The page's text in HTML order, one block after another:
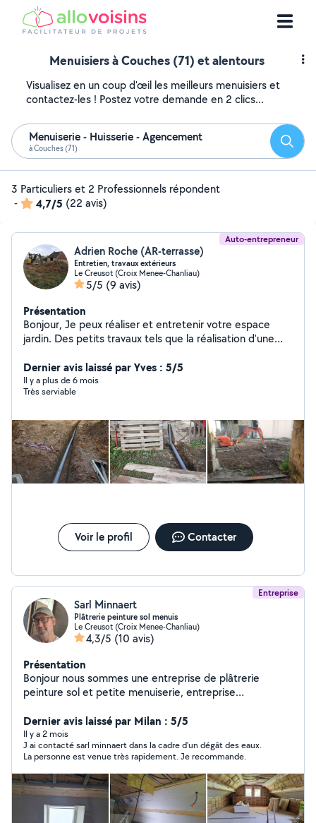
Menuisiers à Couches (71) et alentours
Visualisez en un coup d'œil les meilleurs menuisiers et
contactez-les ! Postez votre demande en 2 clics...
Menuiserie - Huisserie - Agencement
à Couches (71)
3 Particuliers et 2 Professionnels répondent
-
4,7/5 (22 avis)
Auto-entrepreneur
Adrien Roche (AR-terrasse)
Entretien, travaux extérieurs
Le Creusot (Croix Menee-Chanliau)
5/5 (9 avis)
Présentation
Bonjour, Je peux réaliser et entretenir votre espace
jardin. Des petits travaux tels que la réalisation d'une
du terrassement pour aménager votre terrain. Vous
pouvez également me contacter via mon site arterrasse
Dernier avis laissé par Yves : 5/5
Il y a plus de 6 mois
Très serviable
Voir le profil Contacter
Entreprise
Sarl Minnaert
Plâtrerie peinture sol menuis
Le Creusot (Croix Menee-Chanliau)
4,3/5 (10 avis)
Présentation
Bonjour nous sommes une entreprise de plâtrerie
peinture sol et petite menuiserie, entreprise
contacter
Dernier avis laissé par Milan : 5/5
Il y a 2 mois
J ai contacté sarl minnaert dans la cadre d’un dégât des eaux.
La personne est venue très rapidement. Je recommande.